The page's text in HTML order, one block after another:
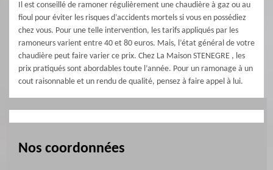
Il est conseillé de ramoner régulièrement une chaudière à gaz ou au
fioul pour éviter les risques d’accidents mortels si vous en possédiez
chez vous. Pour une telle intervention, les tarifs appliqués par les
ramoneurs varient entre 40 et 80 euros. Mais, l’état général de votre
chaudière peut faire varier ce prix. Chez La Maison STENEGRE , les
prix pratiqués sont abordables toute l’année. Pour un ramonage à un
cout raisonnable et un rendu de qualité, pensez à faire appel à lui.
Nos coordonnées